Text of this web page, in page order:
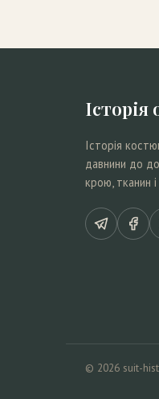
Історія
Історія
давнини до
крою, тканин
© 2026 suit-